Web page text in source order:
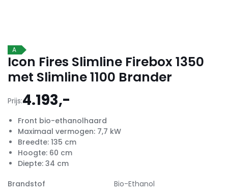
A
Icon Fires Slimline Firebox 1350
met Slimline 1100 Brander
Prijs:4.193,-
Front bio-ethanolhaard
Maximaal vermogen: 7,7 kW
Breedte: 135 cm
Hoogte: 60 cm
Diepte: 34 cm
Brandstof
Bio-Ethanol